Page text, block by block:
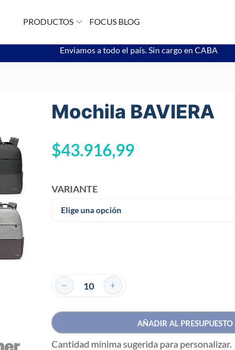
PRODUCTOS FOCUS BLOG
Enviamos a todo el país. Sin cargo en CABA
Mochila BAVIERA
$43.916,99
VARIANTE
AÑADIR AL PRESUPUESTO
Cantidad mínima sugerida para personalizar.